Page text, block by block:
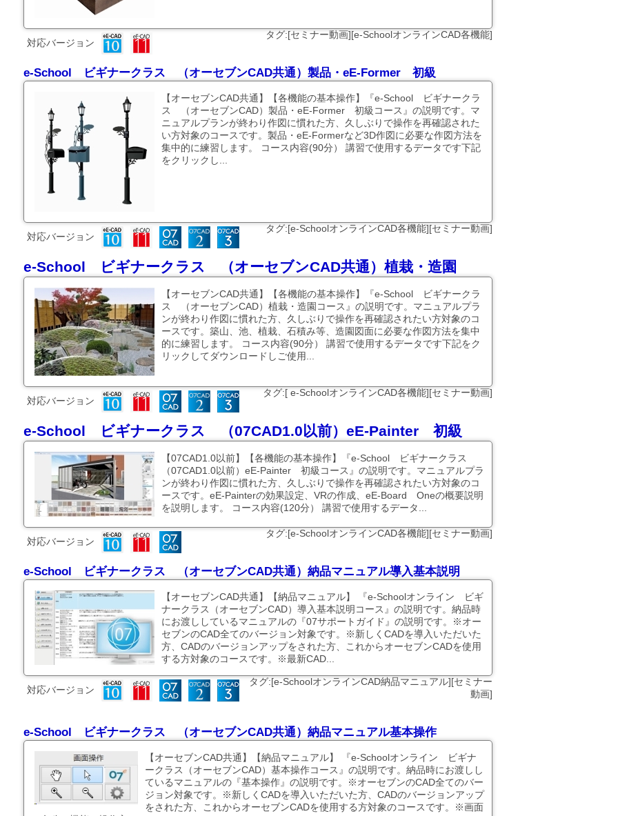
対応バージョン
タグ:[セミナー動画][e-SchoolオンラインCAD各機能]
e-School ビギナークラス （オーセブンCAD共通）製品・eE-Former 初級
【オーセブンCAD共通】【各機能の基本操作】『e-School ビギナークラ
ス （オーセブンCAD）製品・eE-Former 初級コース』の説明です。マ
ニュアルプランが終わり作図に慣れた方、久しぶりで操作を再確認された
い方対象のコースです。製品・eE-Formerなど3D作図に必要な作図方法を
集中的に練習します。 コース内容(90分） 講習で使用するデータです下記
をクリックし...
対応バージョン
タグ:[e-SchoolオンラインCAD各機能][セミナー動画]
e-School ビギナークラス （オーセブンCAD共通）植栽・造園
【オーセブンCAD共通】【各機能の基本操作】『e-School ビギナークラ
ス （オーセブンCAD）植栽・造園コース』の説明です。マニュアルプラ
ンが終わり作図に慣れた方、久しぶりで操作を再確認されたい方対象のコ
ースです。築山、池、植栽、石積み等、造園図面に必要な作図方法を集中
的に練習します。 コース内容(90分） 講習で使用するデータです下記をク
リックしてダウンロードしご使用...
対応バージョン
タグ:[ e-SchoolオンラインCAD各機能][セミナー動画]
e-School ビギナークラス （07CAD1.0以前）eE-Painter 初級
【07CAD1.0以前】【各機能の基本操作】『e-School ビギナークラス
（07CAD1.0以前）eE-Painter 初級コース』の説明です。マニュアルプラ
ンが終わり作図に慣れた方、久しぶりで操作を再確認されたい方対象のコ
ースです。eE-Painterの効果設定、VRの作成、eE-Board Oneの概要説明
を説明します。 コース内容(120分） 講習で使用するデータ...
対応バージョン
タグ:[e-SchoolオンラインCAD各機能][セミナー動画]
e-School ビギナークラス （オーセブンCAD共通）納品マニュアル導入基本説明
【オーセブンCAD共通】【納品マニュアル】 『e-Schoolオンライン ビギ
ナークラス（オーセブンCAD）導入基本説明コース』の説明です。納品時
にお渡ししているマニュアルの『07サポートガイド』の説明です。※オー
セブンのCAD全てのバージョン対象です。※新しくCADを導入いただいた
方、CADのバージョンアップをされた方、これからオーセブンCADを使用
する方対象のコースです。※最新CAD...
対応バージョン
タグ:[e-SchoolオンラインCAD納品マニュアル][セミナー
動画]
e-School ビギナークラス （オーセブンCAD共通）納品マニュアル基本操作
【オーセブンCAD共通】【納品マニュアル】 『e-Schoolオンライン ビギナ
ークラス（オーセブンCAD）基本操作コース』の説明です。納品時にお渡しし
ているマニュアルの『基本操作』の説明です。※オーセブンのCAD全てのバー
ジョン対象です。※新しくCADを導入いただいた方、CADのバージョンアップ
をされた方、これからオーセブンCADを使用する方対象のコースです。※画面